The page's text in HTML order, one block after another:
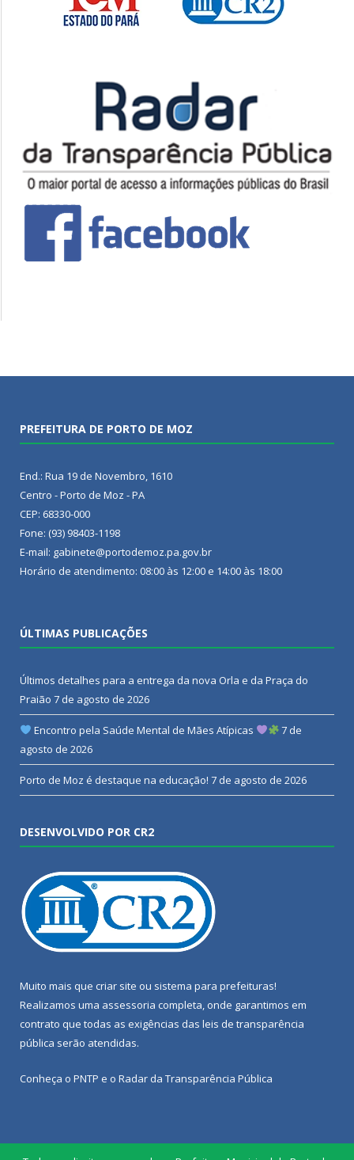
PREFEITURA DE PORTO DE MOZ
End.: Rua 19 de Novembro, 1610
Centro - Porto de Moz - PA
CEP: 68330-000
Fone: (93) 98403-1198
E-mail: gabinete@portodemoz.pa.gov.br
Horário de atendimento: 08:00 às 12:00 e 14:00 às 18:00
ÚLTIMAS PUBLICAÇÕES
Últimos detalhes para a entrega da nova Orla e da Praça do
Praião 7 de agosto de 2026
Encontro pela Saúde Mental de Mães Atípicas
7 de
agosto de 2026
Porto de Moz é destaque na educação! 7 de agosto de 2026
DESENVOLVIDO POR CR2
Muito mais que criar site ou sistema para prefeituras!
Realizamos uma assessoria completa, onde garantimos em
contrato que todas as exigências das leis de transparência
pública serão atendidas.
Conheça o PNTP e o Radar da Transparência Pública